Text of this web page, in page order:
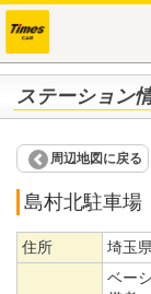
ステーション
周辺地図に戻る
島村北駐車場
住所 埼玉
ベー